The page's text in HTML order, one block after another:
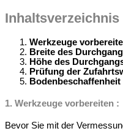
Inhaltsverzeichnis
Werkzeuge
Breite des
Höhe des
Prüfung der
1. Werkzeuge vorbereiten :
Bevor Sie mit der